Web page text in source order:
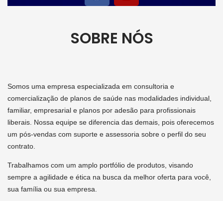
SOBRE NÓS
Somos uma empresa especializada em consultoria e
comercialização de planos de saúde nas modalidades individual,
familiar, empresarial e planos por adesão para profissionais
liberais. Nossa equipe se diferencia das demais, pois oferecemos
um pós-vendas com suporte e assessoria sobre o perfil do seu
contrato.
Trabalhamos com um amplo portfólio de produtos, visando
sempre a agilidade e ética na busca da melhor oferta para você,
sua família ou sua empresa.